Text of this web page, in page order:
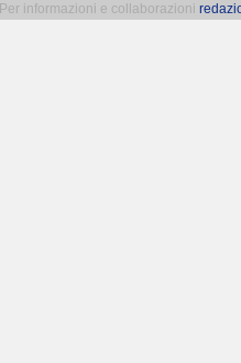
Per informazioni e collaborazioni